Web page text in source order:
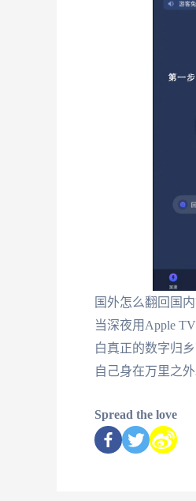
国外怎么翻回国
当深夜用Apple
白真正的数字归
自己身在万里之外
Spread the love